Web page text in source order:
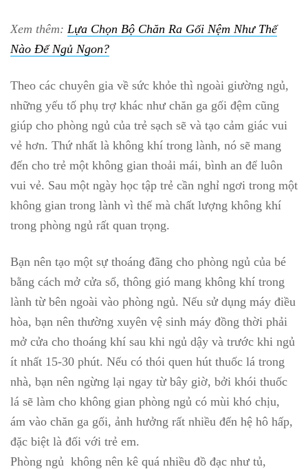
Xem thêm: Lựa Chọn Bộ Chăn Ra Gối Nệm Như Thế
Nào Để Ngủ Ngon?
Theo các chuyên gia về sức khỏe thì ngoài giường ngủ,
những yếu tố phụ trợ khác như chăn ga gối đệm cũng
giúp cho phòng ngủ của trẻ sạch sẽ và tạo cảm giác vui
vẻ hơn. Thứ nhất là không khí trong lành, nó sẽ mang
đến cho trẻ một không gian thoải mái, bình an để luôn
vui vẻ. Sau một ngày học tập trẻ cần nghỉ ngơi trong một
không gian trong lành vì thế mà chất lượng không khí
trong phòng ngủ rất quan trọng.
Bạn nên tạo một sự thoáng đãng cho phòng ngủ của bé
bằng cách mở cửa sổ, thông gió mang không khí trong
lành từ bên ngoài vào phòng ngủ. Nếu sử dụng máy điều
hòa, bạn nên thường xuyên vệ sinh máy đồng thời phải
mở cửa cho thoáng khí sau khi ngủ dậy và trước khi ngủ
ít nhất 15-30 phút. Nếu có thói quen hút thuốc lá trong
nhà, bạn nên ngừng lại ngay từ bây giờ, bởi khói thuốc
lá sẽ làm cho không gian phòng ngủ có mùi khó chịu,
ám vào chăn ga gối, ảnh hưởng rất nhiều đến hệ hô hấp,
đặc biệt là đối với trẻ em.
Phòng ngủ không nên kê quá nhiều đồ đạc như tủ,